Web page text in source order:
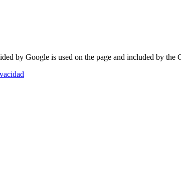
by Google is used on the page and included by